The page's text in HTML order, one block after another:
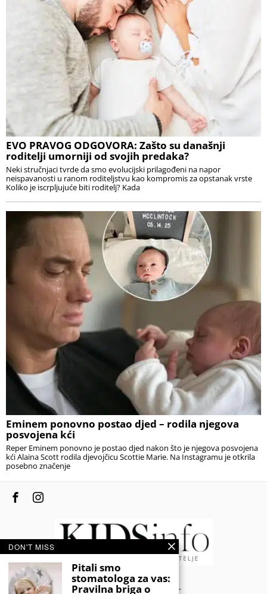
EVO PRAVOG ODGOVORA: Zašto su današnji
roditelji umorniji od svojih predaka?
Neki stručnjaci tvrde da smo evolucijski prilagođeni na napor
neispavanosti u ranom roditeljstvu kao kompromis za opstanak vrste
Koliko je iscrpljujuće biti roditelj? Kada
Eminem ponovno postao djed – rodila njegova
posvojena kći
Reper Eminem ponovno je postao djed nakon što je njegova posvojena
kći Alaina Scott rodila djevojčicu Scottie Marie. Na Instagramu je otkrila
posebno značenje
© 2020 - KIDSINFO.BA.
DON'T MISS
Pitali smo
stomatologa za vas:
Pravilna briga o